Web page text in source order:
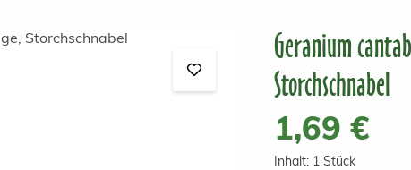
Geranium
Storchschnabel
Regulärer Preis:
1,69 €
Inhalt: 1 Stück